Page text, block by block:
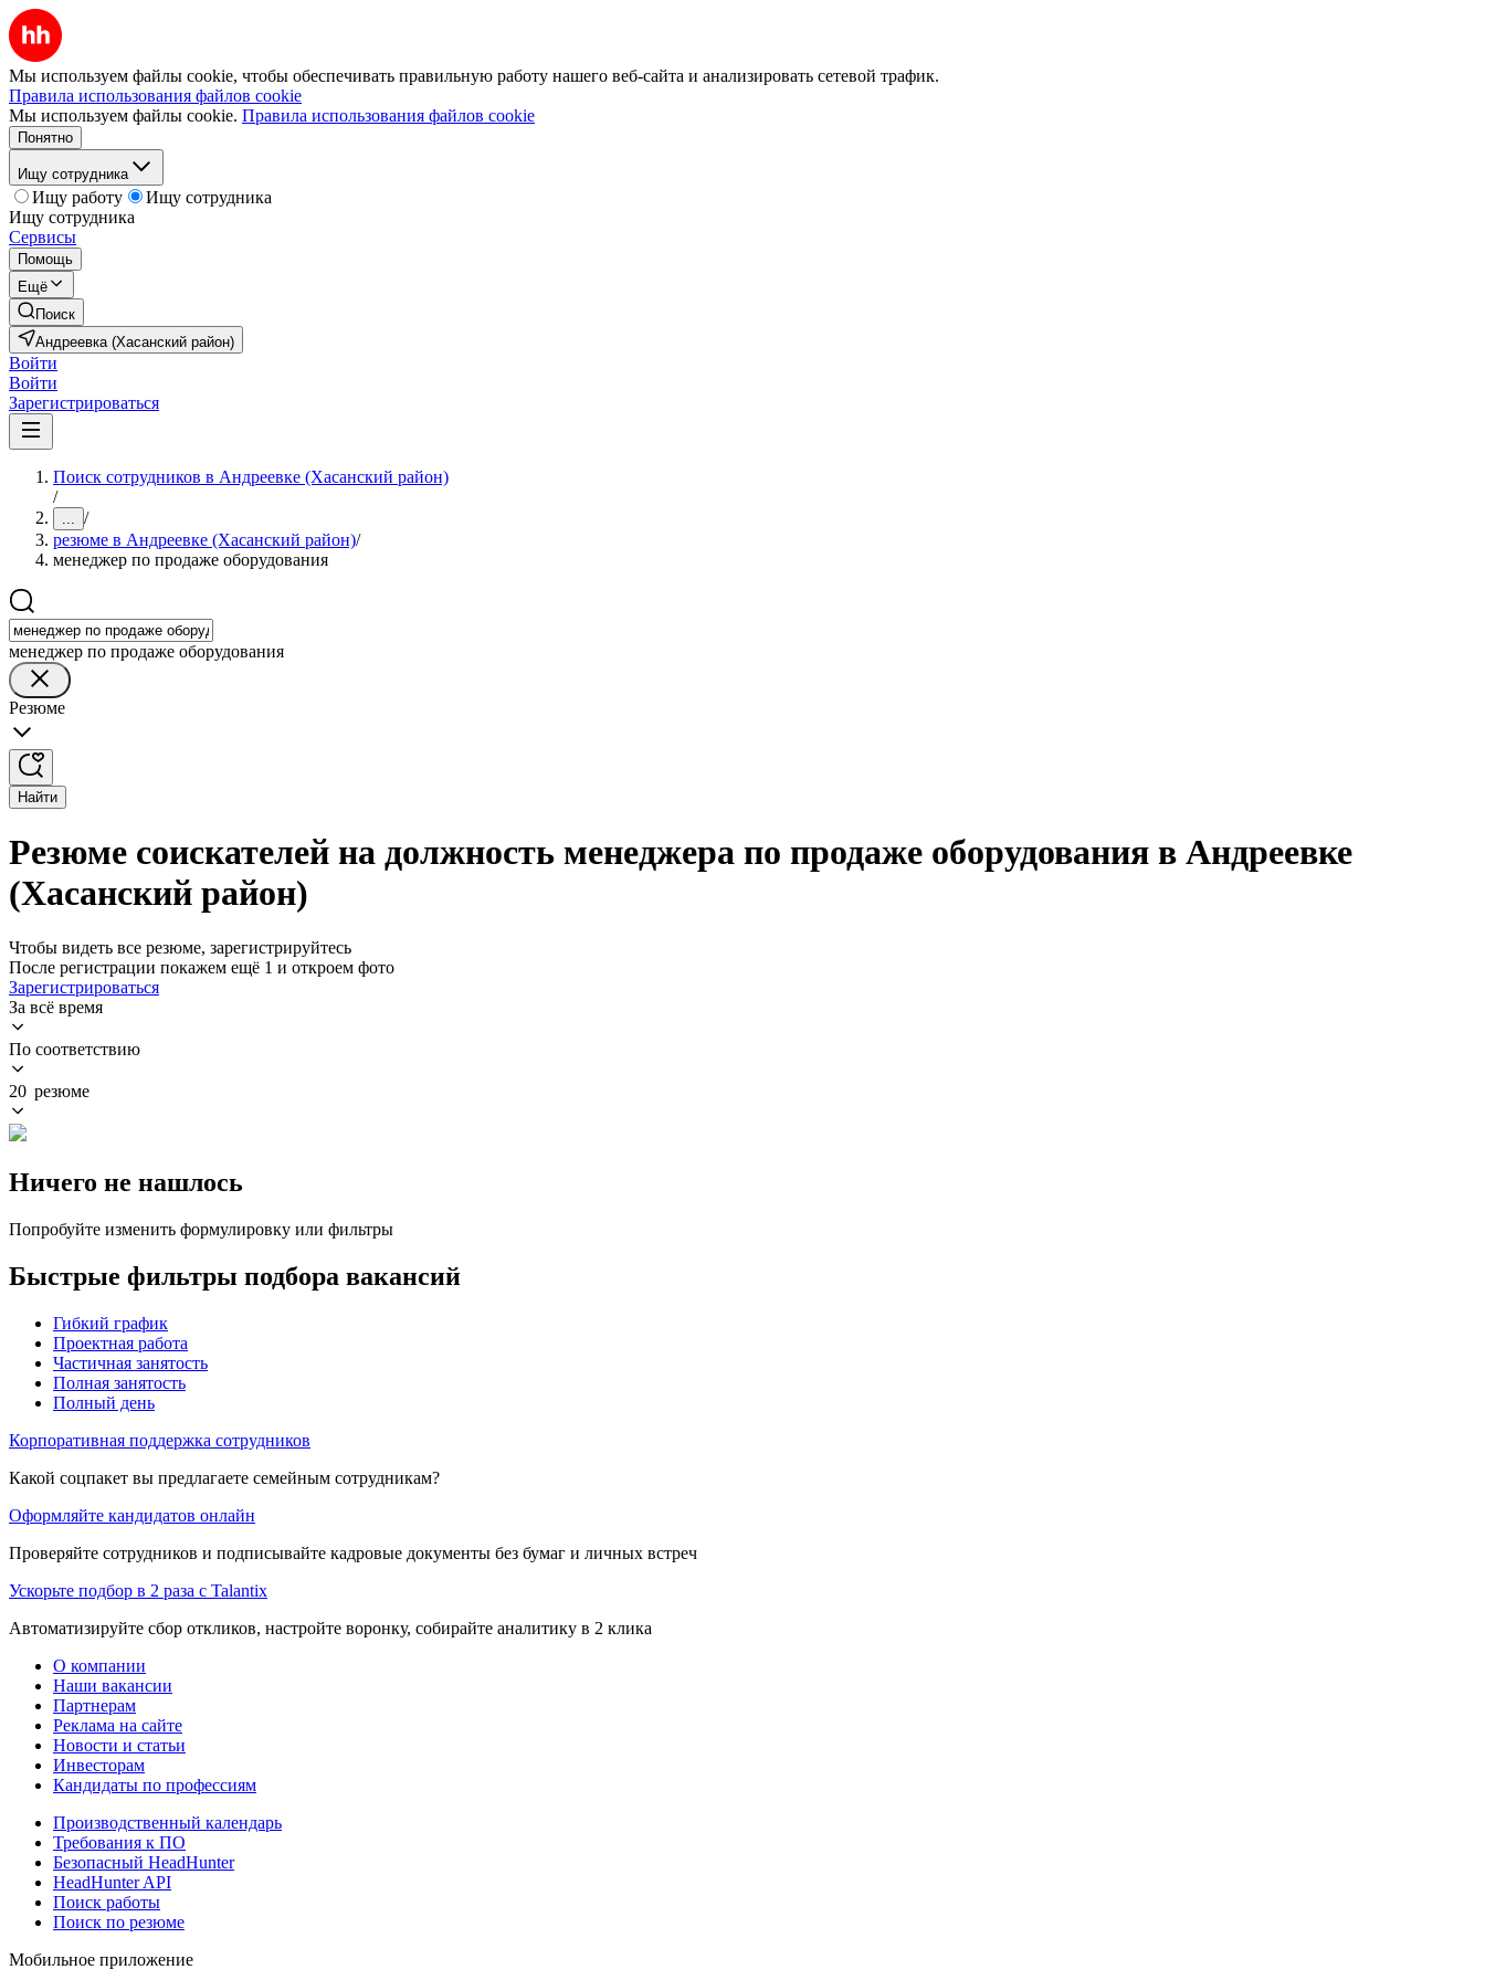
Мы используем файлы cookie, чтобы обеспечивать правильную работу нашего веб-сайта и анализировать сетевой трафик.
Правила использования файлов cookie
Мы используем файлы cookie. Правила использования файлов cookie
Понятно
Ищу сотрудника
Ищу работу
Ищу сотрудника
Ищу сотрудника
Сервисы
Помощь
Ещё
Поиск
Андреевка (Хасанский район)
Войти
Войти
Зарегистрироваться
Поиск сотрудников в Андреевке (Хасанский район)
/
... /
резюме в Андреевке (Хасанский район)/
менеджер по продаже оборудования
менеджер по продаже оборудования
Резюме
Найти
Резюме соискателей на должность менеджера по продаже оборудования в Андреевке
(Хасанский район)
Чтобы видеть все резюме, зарегистрируйтесь
После регистрации покажем ещё 1 и откроем фото
Зарегистрироваться
За всё время
По соответствию
20 резюме
Ничего не нашлось
Попробуйте изменить формулировку или фильтры
Быстрые фильтры подбора вакансий
Гибкий график
Проектная работа
Частичная занятость
Полная занятость
Полный день
Корпоративная поддержка сотрудников
Какой соцпакет вы предлагаете семейным сотрудникам?
Оформляйте кандидатов онлайн
Проверяйте сотрудников и подписывайте кадровые документы без бумаг и личных встреч
Ускорьте подбор в 2 раза с Talantix
Автоматизируйте сбор откликов, настройте воронку, собирайте аналитику в 2 клика
О компании
Наши вакансии
Партнерам
Реклама на сайте
Новости и статьи
Инвесторам
Кандидаты по профессиям
Производственный календарь
Требования к ПО
Безопасный HeadHunter
HeadHunter API
Поиск работы
Поиск по резюме
Мобильное приложение